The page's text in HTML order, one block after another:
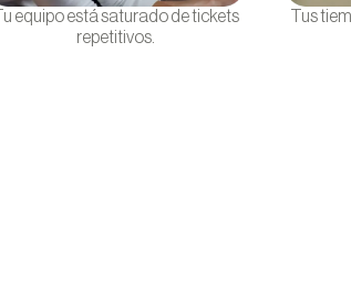
Tu equipo está saturado de tickets
repetitivos.
Tus